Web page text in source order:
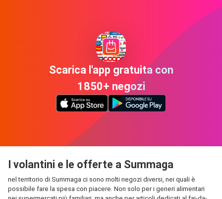
Scarica l'app gratuita con
1850+ negozi
I volantini e le offerte a Summaga
nel territorio di Summaga ci sono molti negozi diversi, nei quali è
possibile fare la spesa con piacere. Non solo per i generi alimentari